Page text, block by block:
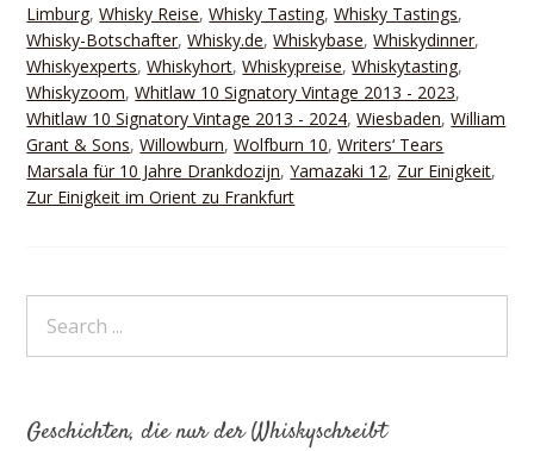
Limburg,Whisky Reise,Whisky Tasting,Whisky Tastings,
Whisky-Botschafter,Whisky.de,Whiskybase,Whiskydinner,
Whiskyexperts,Whiskyhort,Whiskypreise,Whiskytasting,
Whiskyzoom,Whitlaw 10 Signatory Vintage 2013 - 2023,
Whitlaw 10 Signatory Vintage 2013 - 2024,Wiesbaden,William
Grant & Sons,Willowburn,Wolfburn 10,Writers‘ Tears
Marsala für 10 Jahre Drankdozijn,Yamazaki 12, Zur Einigkeit,
Zur Einigkeit im Orient zu Frankfurt
Geschichten, die nur der Whiskyschreibt